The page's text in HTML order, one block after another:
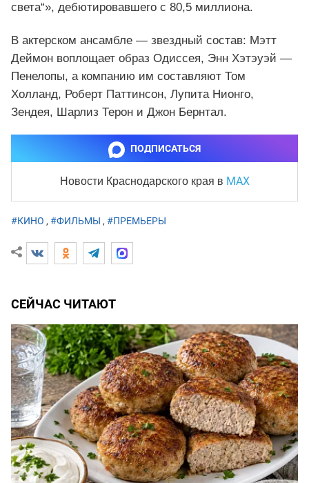
света“», дебютировавшего с 80,5 миллиона.
В актерском ансамбле — звездный состав: Мэтт
Деймон воплощает образ Одиссея, Энн Хэтэуэй —
Пенелопы, а компанию им составляют Том
Холланд, Роберт Паттинсон, Лупита Нионго,
Зендея, Шарлиз Терон и Джон Бернтал.
ПОДПИСАТЬСЯ
Новости Краснодарского края в MAX
#КИНО , #ФИЛЬМЫ , #ПРЕМЬЕРЫ
СЕЙЧАС ЧИТАЮТ